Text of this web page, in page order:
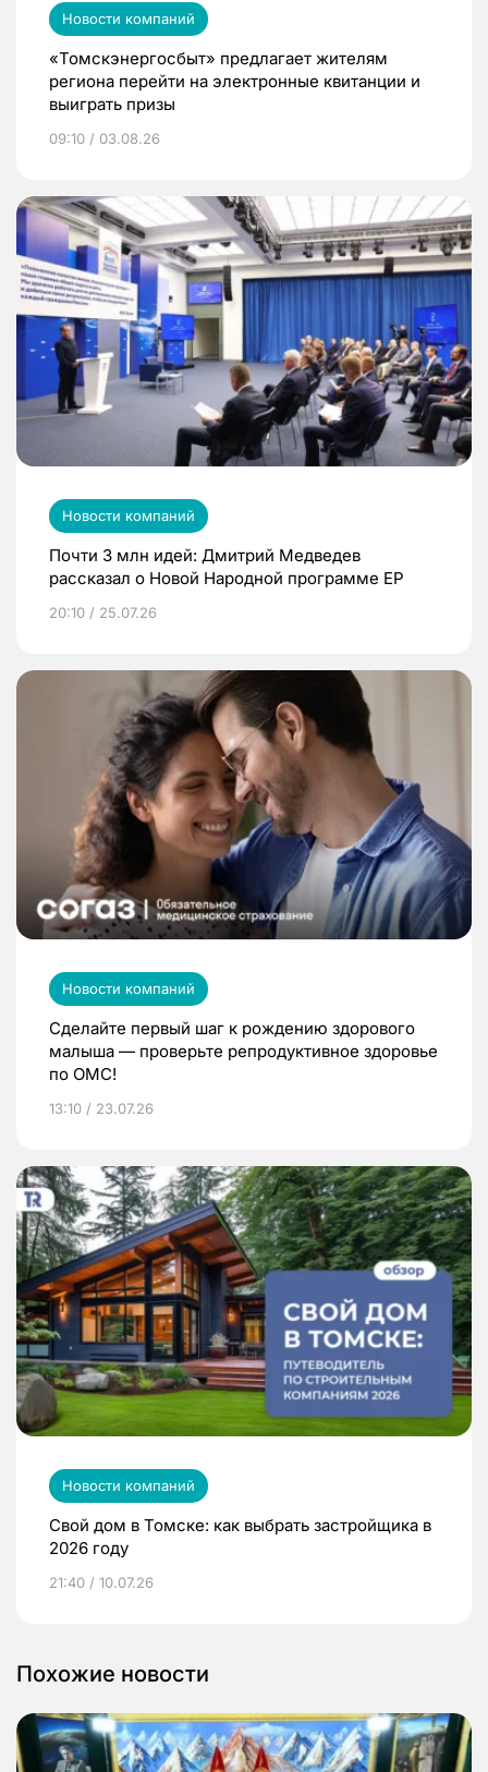
Новости компаний
«Томскэнергосбыт» предлагает жителям
региона перейти на электронные квитанции и
выиграть призы
09:10 / 03.08.26
Новости компаний
Почти 3 млн идей: Дмитрий Медведев
рассказал о Новой Народной программе ЕР
20:10 / 25.07.26
Новости компаний
Сделайте первый шаг к рождению здорового
малыша — проверьте репродуктивное здоровье
по ОМС!
13:10 / 23.07.26
Новости компаний
Свой дом в Томске: как выбрать застройщика в
2026 году
21:40 / 10.07.26
Похожие новости